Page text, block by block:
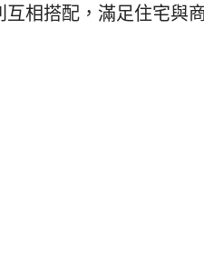
相搭配，滿足住宅與